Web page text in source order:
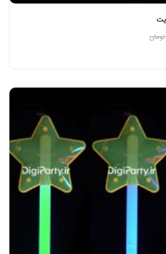
اطلاعات بیشترتومان